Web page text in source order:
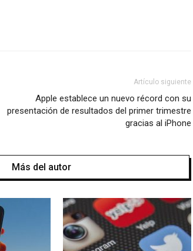
Artículo siguiente
Apple establece un nuevo récord con su
presentación de resultados del primer trimestre
gracias al iPhone
Más del autor